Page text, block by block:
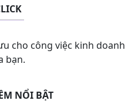
cho công việc kinh doanh
bạn.
NỔI BẬT